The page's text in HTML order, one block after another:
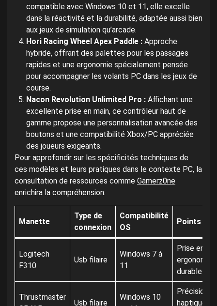
compatible avec Windows 10 et 11, elle excelle
dans la réactivité et la durabilité, adaptée aussi bien
aux jeux de simulation qu’arcade.
Hori Racing Wheel Apex Paddle : Approche
hybride, offrant des palettes pour les passages
rapides et une ergonomie spécialement pensée
pour accompagner les volants PC dans les jeux de
course.
Nacon Revolution Unlimited Pro : Affichant une
excellente prise en main, ce contrôleur haut de
gamme propose une personnalisation avancée des
boutons et une compatibilité Xbox/PC appréciée
des joueurs exigeants.
Pour approfondir sur les spécificités techniques de
ces modèles et leurs pratiques dans le contexte PC, la
consultation de ressources comme Gamerz0ne
enrichira la compréhension.
Manette
Type de
connexion
Compatibilité
OS
Points
Logitech
F310
Usb filaire
Windows 7 à
11
Prise en
durable
Thrustmaster
Usb filaire
Windows 10
Précision,
haptique